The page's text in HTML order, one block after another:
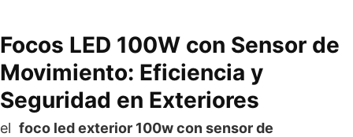
Focos LED 100W con Sensor de
Movimiento: Eficiencia y
Seguridad en Exteriores
el foco led exterior 100w con sensor de